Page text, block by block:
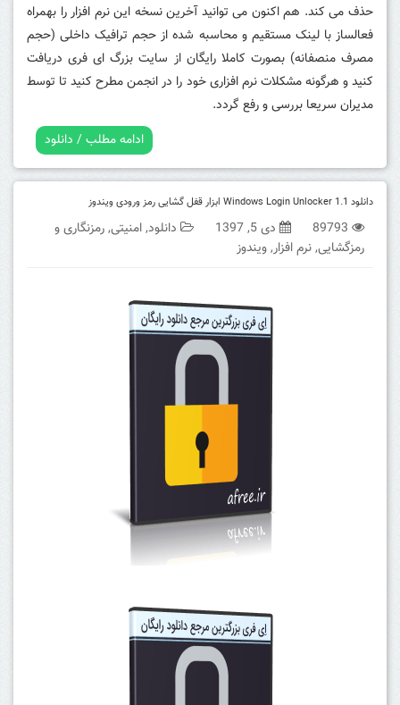
حذف می کند. هم اکنون می توانید آخرین نسخه این نرم افزار را بهمراه
فعالساز با لینک مستقیم و محاسبه شده از حجم ترافیک داخلی (حجم
مصرف منصفانه) بصورت کاملا رایگان از سایت بزرگ ای فری دریافت
کنید و هرگونه مشکلات نرم افزاری خود را در انجمن مطرح کنید تا توسط
مدیران سریعا بررسی و رفع گردد.
ادامه مطلب / دانلود
دانلود Windows Login Unlocker 1.1 ابزار قفل گشایی رمز ورودی ویندوز
89793 دی 5, 1397 دانلود,امنیتی,رمزنگاری و
رمزگشایی,نرم افزار,ویندوز